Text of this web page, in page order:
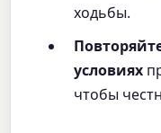
ходьбы.
условиях
чтобы